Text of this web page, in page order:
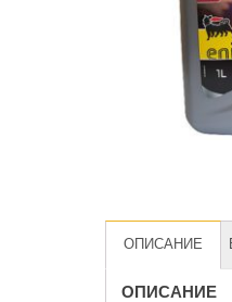
ОПИСАНИЕ
ОПИСАНИЕ